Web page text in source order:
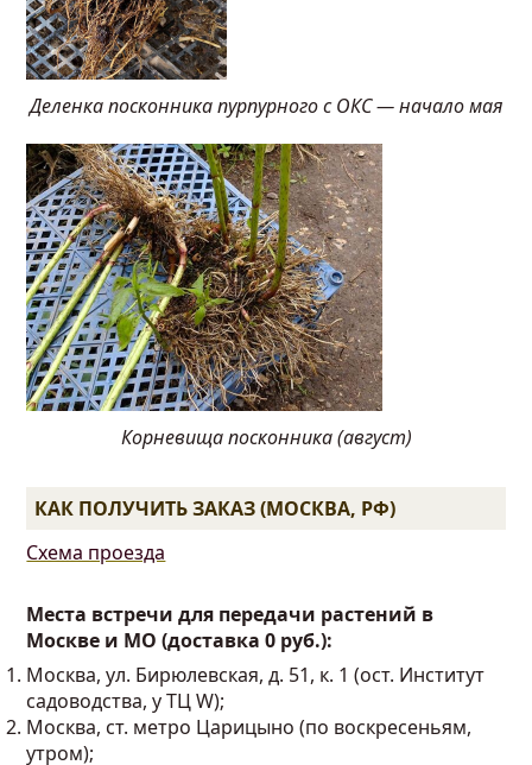
Деленка посконника пурпурного с ОКС — начало мая
Корневища посконника (август)
КАК ПОЛУЧИТЬ ЗАКАЗ (МОСКВА, РФ)
Схема проезда
Места встречи для передачи растений в
Москве и МО (доставка 0 руб.):
Москва, ул. Бирюлевская, д. 51, к. 1 (ост. Институт
садоводства, у ТЦ W);
Москва, ст. метро Царицыно (по воскресеньям,
утром);